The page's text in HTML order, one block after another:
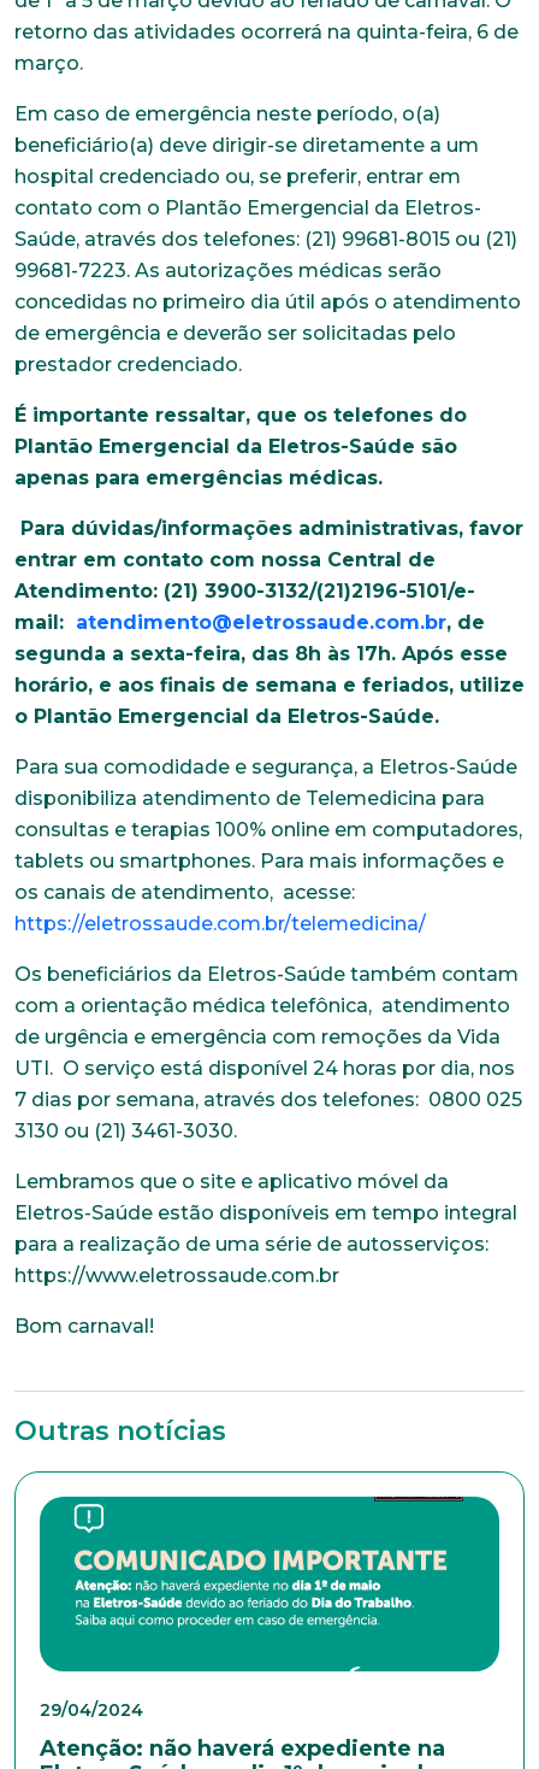
retorno das atividades ocorrerá na quinta-feira, 6 de
março.
Em caso de emergência neste período, o(a)
beneficiário(a) deve dirigir-se diretamente a um
hospital credenciado ou, se preferir, entrar em
contato com o Plantão Emergencial da Eletros-
Saúde, através dos telefones: (21) 99681-8015 ou (21)
99681-7223. As autorizações médicas serão
concedidas no primeiro dia útil após o atendimento
de emergência e deverão ser solicitadas pelo
prestador credenciado.
É importante ressaltar, que os telefones do
Plantão Emergencial da Eletros-Saúde são
apenas para emergências médicas.
Para dúvidas/informações administrativas, favor
entrar em contato com nossa Central de
Atendimento: (21) 3900-3132/(21)2196-5101/e-
mail: atendimento@eletrossaude.com.br, de
segunda a sexta-feira, das 8h às 17h. Após esse
horário, e aos finais de semana e feriados, utilize
o Plantão Emergencial da Eletros-Saúde.
Para sua comodidade e segurança, a Eletros-Saúde
disponibiliza atendimento de Telemedicina para
consultas e terapias 100% online em computadores,
tablets ou smartphones. Para mais informações e
os canais de atendimento, acesse:
https://eletrossaude.com.br/telemedicina/
Os beneficiários da Eletros-Saúde também contam
com a orientação médica telefônica, atendimento
de urgência e emergência com remoções da Vida
UTI. O serviço está disponível 24 horas por dia, nos
7 dias por semana, através dos telefones: 0800 025
3130 ou (21) 3461-3030.
Lembramos que o site e aplicativo móvel da
Eletros-Saúde estão disponíveis em tempo integral
para a realização de uma série de autosserviços:
https://www.eletrossaude.com.br
Bom carnaval!
Outras notícias
29/04/2024
Atenção: não haverá expediente na
Trabalhe conosco
comprometida com o bem-estar dos seus
colaboradores. Preencha todos os dados abaixo e
anexe seu currículo.
*Campos obrigatórios
Nome completo*